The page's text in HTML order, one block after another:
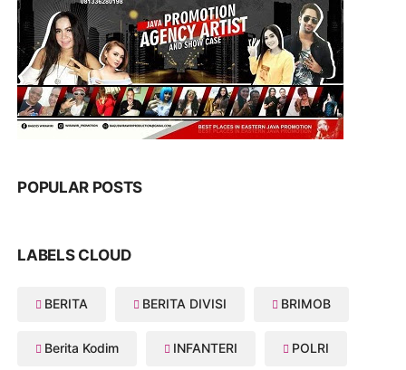
POPULAR POSTS
LABELS CLOUD
BERITA BERITA DIVISI BRIMOB
Berita Kodim INFANTERI POLRI